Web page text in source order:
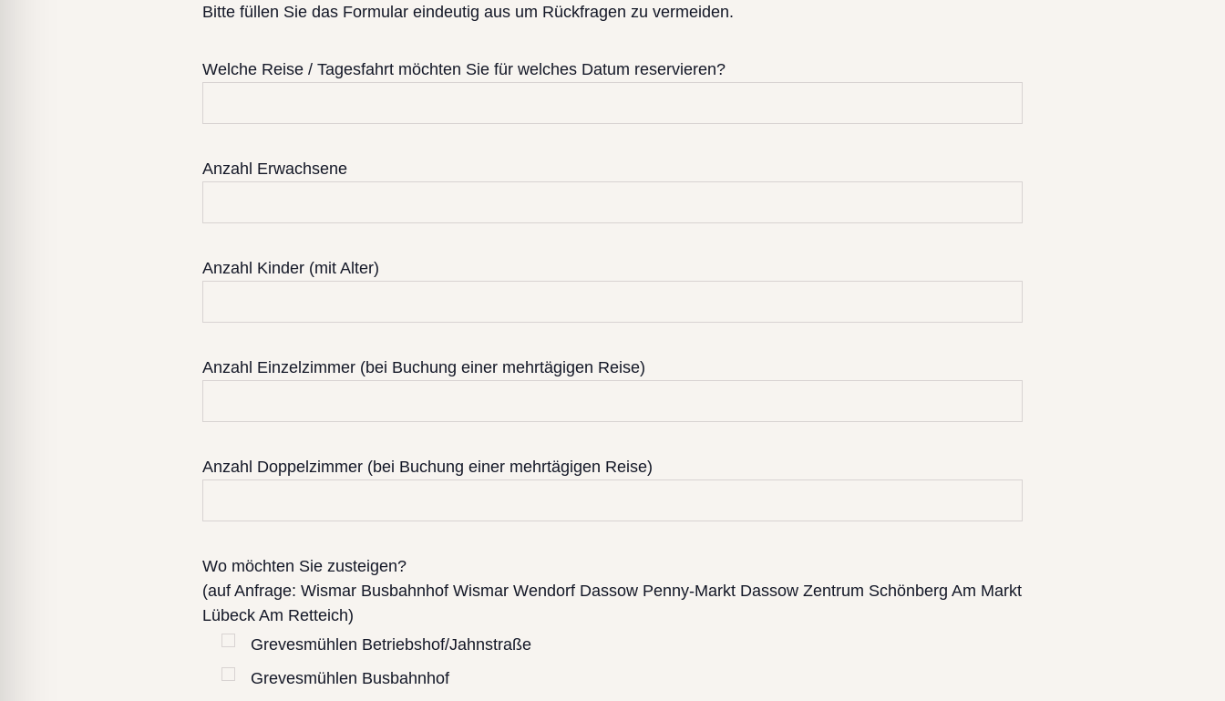
Bitte füllen Sie das Formular eindeutig aus um Rückfragen zu vermeiden.
Welche Reise / Tagesfahrt möchten Sie für welches Datum reservieren?
Anzahl Erwachsene
Anzahl Kinder (mit Alter)
Anzahl Einzelzimmer (bei Buchung einer mehrtägigen Reise)
Anzahl Doppelzimmer (bei Buchung einer mehrtägigen Reise)
Wo möchten Sie zusteigen?
(auf Anfrage: Wismar Busbahnhof Wismar Wendorf Dassow Penny-Markt Dassow Zentrum Schönberg Am Markt
Lübeck Am Retteich)
Grevesmühlen Betriebshof/Jahnstraße
Grevesmühlen Busbahnhof